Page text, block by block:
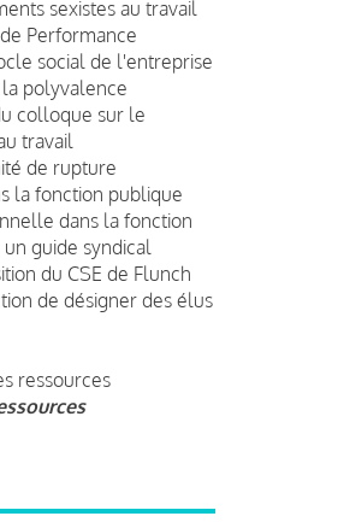
sexistes au travail
Performance
social de l'entreprise
la polyvalence
colloque sur le
travail
de rupture
la fonction publique
dans la fonction
guide syndical
du CSE de Flunch
de désigner des élus
ressources